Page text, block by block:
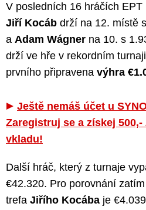
V posledních 16 hráčích
Jiří Kocáb drží na 12. místě
a Adam Wágner na 10. s
drží ve hře v rekordním
prvního připravena výhra
Ještě nemáš účet u
Zaregistruj se a získej
vkladu!
Další hráč, který z turnaje
€42.320. Pro porovnání
trefa Jiřího Kocába je